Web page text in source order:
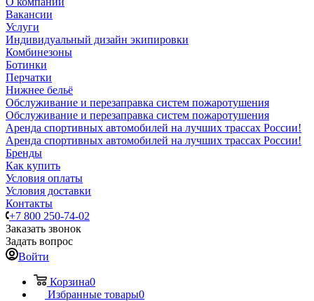
Вакансии
Услуги
Индивидуальный дизайн экипировки
Комбинезоны
Ботинки
Перчатки
Нижнее бельё
Обслуживание и перезаправка систем пожаротушения
Обслуживание и перезаправка систем пожаротушения
Аренда спортивных автомобилей на лучших трассах России!
Аренда спортивных автомобилей на лучших трассах России!
Бренды
Как купить
Условия оплаты
Условия доставки
Контакты
+7 800 250-74-02
Заказать звонок
Задать вопрос
Войти
Корзина0
Избранные товары0